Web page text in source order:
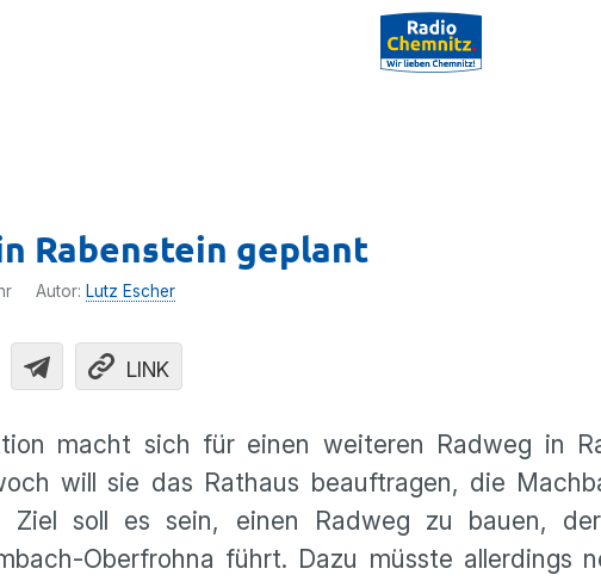
Rabenstein geplant
Autor: Lutz Escher
LINK
macht sich für einen weiteren Radweg in
will sie das Rathaus beauftragen, die
Ziel soll es sein, einen Radweg zu bauen,
Oberfrohna führt. Dazu müsste allerdings